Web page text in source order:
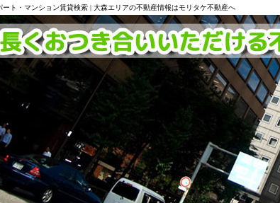
ート・マンション賃貸検索 | 大森エリアの不動産情報はモリタケ不動産へ